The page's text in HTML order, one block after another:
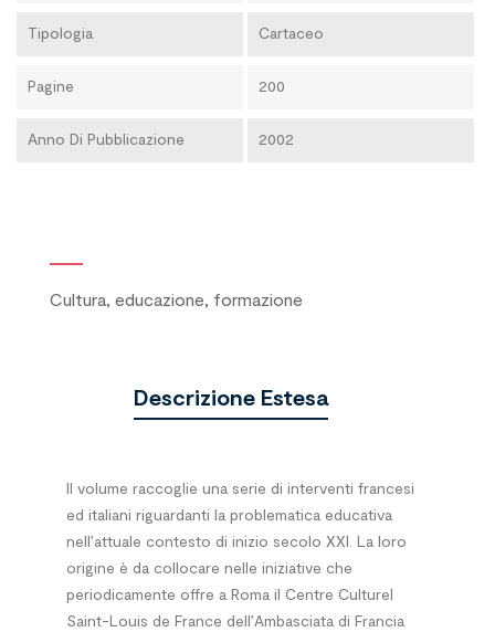
Tipologia Cartaceo
Pagine 200
Anno Di Pubblicazione 2002
Cultura, educazione, formazione
Descrizione Estesa
Il volume raccoglie una serie di interventi francesi
ed italiani riguardanti la problematica educativa
nell’attuale contesto di inizio secolo XXI. La loro
origine è da collocare nelle iniziative che
periodicamente offre a Roma il Centre Culturel
Saint-Louis de France dell’Ambasciata di Francia